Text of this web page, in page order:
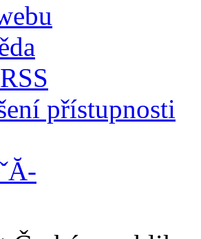
přístupnosti